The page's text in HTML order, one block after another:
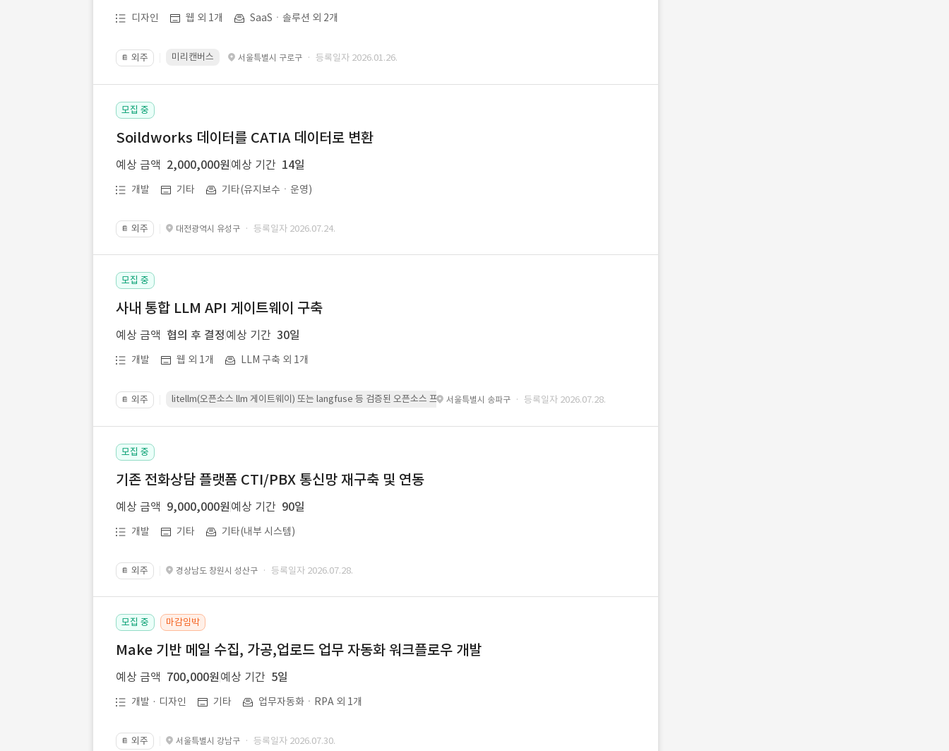
디자인 웹 외 1개 SaaSㆍ솔루션 외 2개
📔 외주 미리캔버스 서울특별시 구로구 · 등록일자 2026.01.26.
모집 중
Soildworks 데이터를 CATIA 데이터로 변환
예상 금액 2,000,000원 예상 기간 14일
개발 기타 기타(유지보수ㆍ운영)
📔 외주 대전광역시 유성구 · 등록일자 2026.07.24.
모집 중
사내 통합 LLM API 게이트웨이 구축
예상 금액 협의 후 결정 예상 기간 30일
개발 웹 외 1개 LLM 구축 외 1개
📔 외주 litellm(오픈소스 llm 게이트웨이) 또는 langfuse 등 검증된 오픈소스 프레임워크를 기반으로 시스템을 구축
서울특별시 송파구 · 등록일자 2026.07.28.
모집 중
기존 전화상담 플랫폼 CTI/PBX 통신망 재구축 및 연동
예상 금액 9,000,000원 예상 기간 90일
개발 기타 기타(내부 시스템)
📔 외주 경상남도 창원시 성산구 · 등록일자 2026.07.28.
모집 중 마감임박
Make 기반 메일 수집, 가공,업로드 업무 자동화 워크플로우 개발
예상 금액 700,000원 예상 기간 5일
개발 · 디자인 기타 업무자동화ㆍRPA 외 1개
📔 외주 서울특별시 강남구 · 등록일자 2026.07.30.